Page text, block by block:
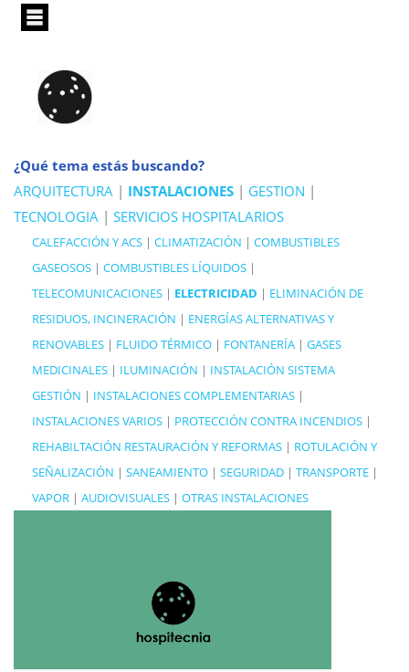
Pasar
principal
¿Qué tema estás buscando?
ARQUITECTURA | INSTALACIONES | GESTION |
TECNOLOGIA | SERVICIOS HOSPITALARIOS
CALEFACCIÓN Y ACS | CLIMATIZACIÓN | COMBUSTIBLES
GASEOSOS | COMBUSTIBLES LÍQUIDOS |
TELECOMUNICACIONES | ELECTRICIDAD | ELIMINACIÓN DE
RESIDUOS, INCINERACIÓN | ENERGÍAS ALTERNATIVAS Y
RENOVABLES | FLUIDO TÉRMICO | FONTANERÍA | GASES
MEDICINALES | ILUMINACIÓN | INSTALACIÓN SISTEMA
GESTIÓN | INSTALACIONES COMPLEMENTARIAS |
INSTALACIONES VARIOS | PROTECCIÓN CONTRA INCENDIOS |
REHABILTACIÓN RESTAURACIÓN Y REFORMAS | ROTULACIÓN Y
SEÑALIZACIÓN | SANEAMIENTO | SEGURIDAD | TRANSPORTE |
VAPOR | AUDIOVISUALES | OTRAS INSTALACIONES